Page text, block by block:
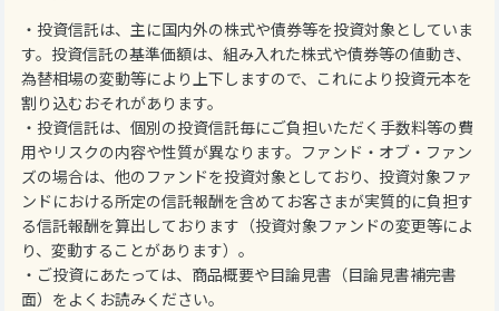
・投資信託は、主に国内外の株式や債券等を投資対象としていま
す。投資信託の基準価額は、組み入れた株式や債券等の値動き、
為替相場の変動等により上下しますので、これにより投資元本を
割り込むおそれがあります。
・投資信託は、個別の投資信託毎にご負担いただく手数料等の費
用やリスクの内容や性質が異なります。ファンド・オブ・ファン
ズの場合は、他のファンドを投資対象としており、投資対象ファ
ンドにおける所定の信託報酬を含めてお客さまが実質的に負担す
る信託報酬を算出しております（投資対象ファンドの変更等によ
り、変動することがあります）。
・ご投資にあたっては、商品概要や目論見書（目論見書補完書
面）をよくお読みください。